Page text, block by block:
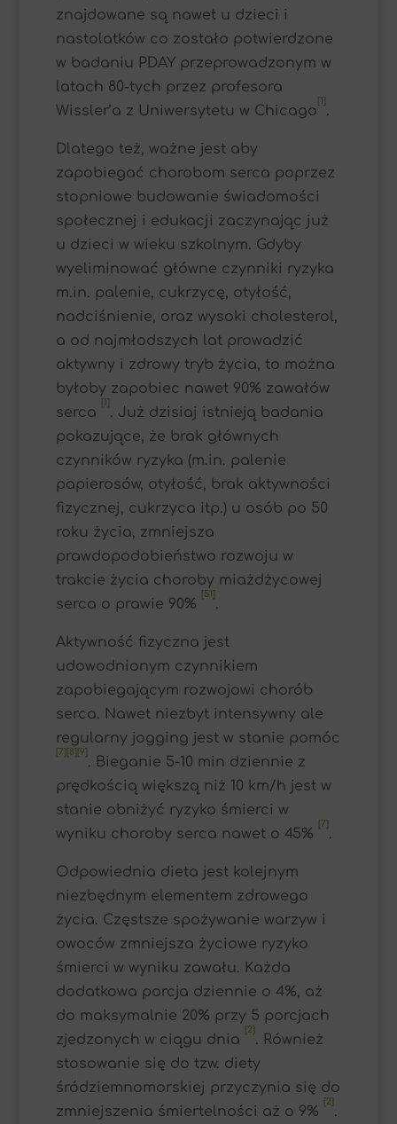
znajdowane są nawet u dzieci i
nastolatków co zostało potwierdzone
w badaniu PDAY przeprowadzonym w
latach 80-tych przez profesora
Wissler’a z Uniwersytetu w Chicago
[1]
.
Dlatego też, ważne jest aby
zapobiegać chorobom serca poprzez
stopniowe budowanie świadomości
społecznej i edukacji zaczynając już
u dzieci w wieku szkolnym. Gdyby
wyeliminować główne czynniki ryzyka
m.in. palenie, cukrzycę, otyłość,
nadciśnienie, oraz wysoki cholesterol,
a od najmłodszych lat prowadzić
aktywny i zdrowy tryb życia, to można
byłoby zapobiec nawet 90% zawałów
serca
[1]
. Już dzisiaj istnieją badania
pokazujące, że brak głównych
czynników ryzyka (m.in. palenie
papierosów, otyłość, brak aktywności
fizycznej, cukrzyca itp.) u osób po 50
roku życia, zmniejsza
prawdopodobieństwo rozwoju w
trakcie życia choroby miażdżycowej
serca o prawie 90%
[51]
.
Aktywność fizyczna jest
udowodnionym czynnikiem
zapobiegającym rozwojowi chorób
serca. Nawet niezbyt intensywny ale
regularny jogging jest w stanie pomóc
[7][8][9]
. Bieganie 5-10 min dziennie z
prędkością większą niż 10 km/h jest w
stanie obniżyć ryzyko śmierci w
wyniku choroby serca nawet o 45%
[7]
.
Odpowiednia dieta jest kolejnym
niezbędnym elementem zdrowego
życia. Częstsze spożywanie warzyw i
owoców zmniejsza życiowe ryzyko
śmierci w wyniku zawału. Każda
dodatkowa porcja dziennie o 4%, aż
do maksymalnie 20% przy 5 porcjach
zjedzonych w ciągu dnia
[2]
. Również
stosowanie się do tzw. diety
śródziemnomorskiej przyczynia się do
zmniejszenia śmiertelności aż o 9%
[2]
.